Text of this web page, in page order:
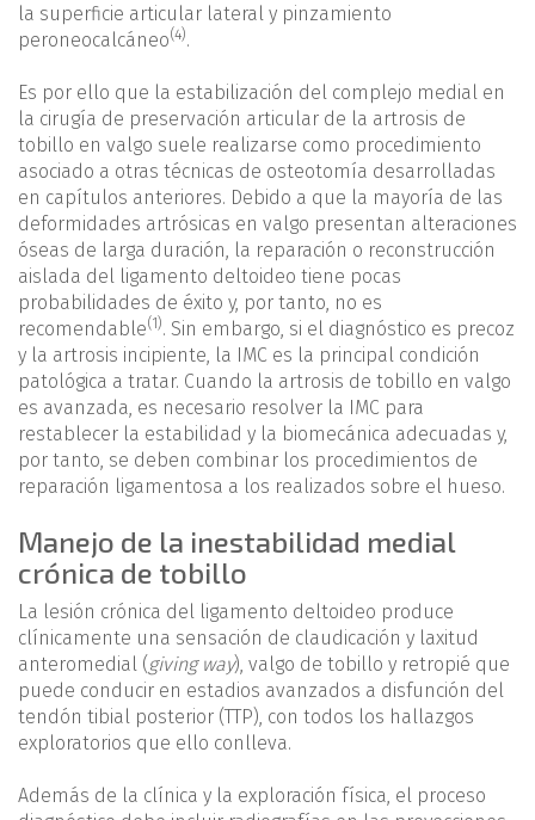
la superficie articular lateral y pinzamiento
peroneocalcáneo(4).
Es por ello que la estabilización del complejo medial en
la cirugía de preservación articular de la artrosis de
tobillo en valgo suele realizarse como procedimiento
asociado a otras técnicas de osteotomía desarrolladas
en capítulos anteriores. Debido a que la mayoría de las
deformidades artrósicas en valgo presentan alteraciones
óseas de larga duración, la reparación o reconstrucción
aislada del ligamento deltoideo tiene pocas
probabilidades de éxito y, por tanto, no es
recomendable(1). Sin embargo, si el diagnóstico es precoz
y la artrosis incipiente, la IMC es la principal condición
patológica a tratar. Cuando la artrosis de tobillo en valgo
es avanzada, es necesario resolver la IMC para
restablecer la estabilidad y la biomecánica adecuadas y,
por tanto, se deben combinar los procedimientos de
reparación ligamentosa a los realizados sobre el hueso.
Manejo de la inestabilidad medial
crónica de tobillo
La lesión crónica del ligamento deltoideo produce
clínicamente una sensación de claudicación y laxitud
anteromedial (giving way), valgo de tobillo y retropié que
puede conducir en estadios avanzados a disfunción del
tendón tibial posterior (TTP), con todos los hallazgos
exploratorios que ello conlleva.
Además de la clínica y la exploración física, el proceso